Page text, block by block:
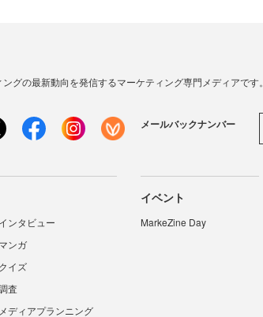
グの最新動向を発信するマーケティング専門メディアです。
メールバックナンバー
インタビュー
マンガ
クイズ
査
メディアプランニング
イベント
MarkeZine Day